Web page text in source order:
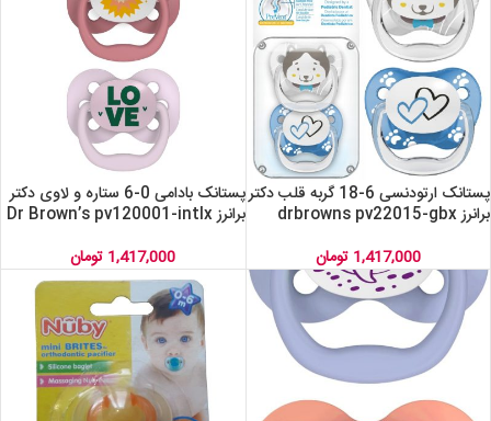
پستانک ارتودنسی 6-18 گربه قلب دکتر
برانرز drbrowns pv22015-gbx
1,417,000 تومان
پستانک بادامی 0-6 ستاره و لاوی دکتر
برانرز Dr Brown’s pv120001-intlx
1,417,000 تومان